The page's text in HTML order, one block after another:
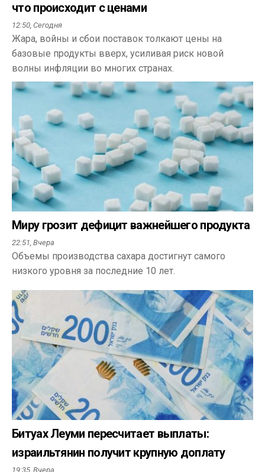
что происходит с ценами
12:50, Сегодня
Жара, войны и сбои поставок толкают цены на
базовые продукты вверх, усиливая риск новой
волны инфляции во многих странах.
Миру грозит дефицит важнейшего продукта
22:51, Вчера
Объемы производства сахара достигнут самого
низкого уровня за последние 10 лет.
Битуах Леуми пересчитает выплаты:
израильтянин получит крупную доплату
19:35, Вчера